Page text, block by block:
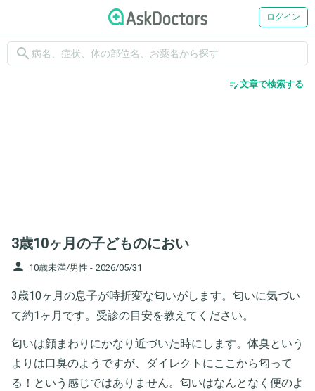
ログイン
search
edit_note文章で検索する
3歳10ヶ月の子どものにおい
person 10歳未満/男性 - 2026/05/31
3歳10ヶ月の息子が時折変な匂いがします。匂いに気づい
て約1ヶ月です。受診の目安を教えてください。
匂いは顔まわりにかなり近づいた時にします。体臭という
よりは口臭のようですが、ダイレクトにここから匂って
る！という感じではありません。匂いはなんとなく便のよ